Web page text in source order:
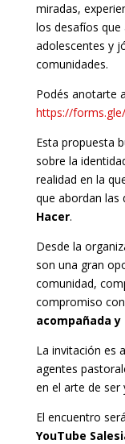
miradas,
los desafíos que
adolescentes y
comunidades.
Podés anotarte
https://
Esta propuesta
sobre la
realidad en la
que abordan las
Hacer.
Desde la
son una gran
comunidad,
compromiso
acompañada
La invitación es
agentes
en el arte de ser
El encuentro
YouTube